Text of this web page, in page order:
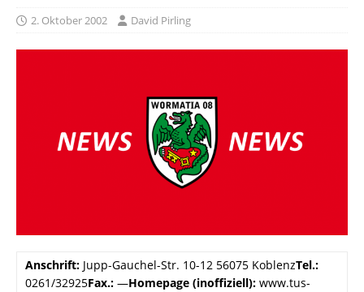
2. Oktober 2002 David Pirling
Anschrift: Jupp-Gauchel-Str. 10-12 56075 KoblenzTel.:
0261/32925Fax.: —Homepage (inoffiziell): www.tus-